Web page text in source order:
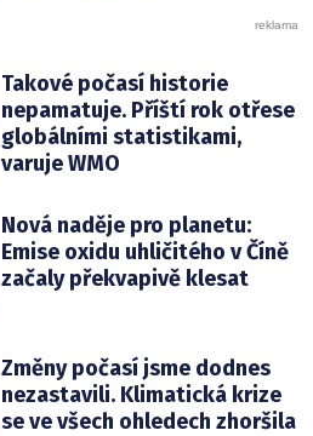
Takové počasí historie
nepamatuje. Příští rok otřese
globálními statistikami,
varuje WMO
Nová naděje pro planetu:
Emise oxidu uhličitého v Číně
začaly překvapivě klesat
Změny počasí jsme dodnes
nezastavili. Klimatická krize
se ve všech ohledech zhoršila